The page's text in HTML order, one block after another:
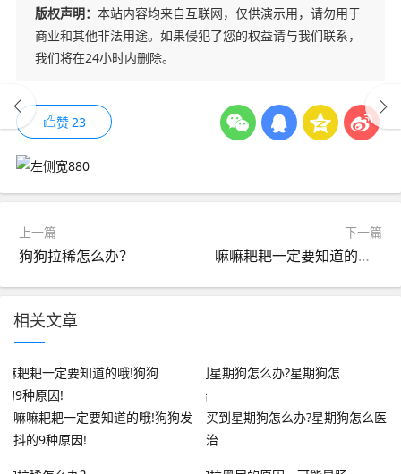
版权声明： 本站内容均来自互联网，仅供演示用，请勿用于
商业和其他非法用途。如果侵犯了您的权益请与我们联系，
我们将在24小时内删除。
赞23
上一篇
狗狗拉稀怎么办？
下一篇
嘛嘛耙耙一定要知道的哦!狗狗发抖的9种原因!
相关文章
嘛嘛耙耙一定要知道的哦!狗狗发
抖的9种原因!
买到星期狗怎么办?星期狗怎么医
治